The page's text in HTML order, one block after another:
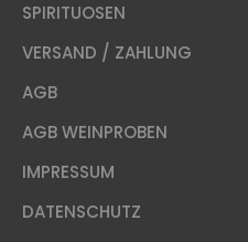
SPIRITUOSEN
VERSAND / ZAHLUNG
AGB
AGB WEINPROBEN
IMPRESSUM
DATENSCHUTZ